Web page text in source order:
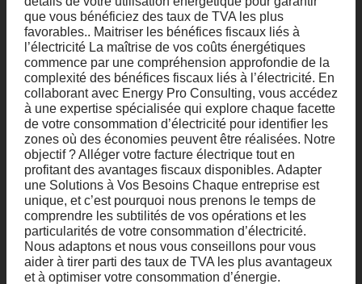
que vous bénéficiez des taux de TVA les plus
favorables.. Maitriser les bénéfices fiscaux liés à
l’électricité La maîtrise de vos coûts énergétiques
commence par une compréhension approfondie de la
complexité des bénéfices fiscaux liés à l’électricité. En
collaborant avec Energy Pro Consulting, vous accédez
à une expertise spécialisée qui explore chaque facette
de votre consommation d’électricité pour identifier les
zones où des économies peuvent être réalisées. Notre
objectif ? Alléger votre facture électrique tout en
profitant des avantages fiscaux disponibles. Adapter
une Solutions à Vos Besoins Chaque entreprise est
unique, et c’est pourquoi nous prenons le temps de
comprendre les subtilités de vos opérations et les
particularités de votre consommation d’électricité.
Nous adaptons et nous vous conseillons pour vous
aider à tirer parti des taux de TVA les plus avantageux
et à optimiser votre consommation d’énergie.